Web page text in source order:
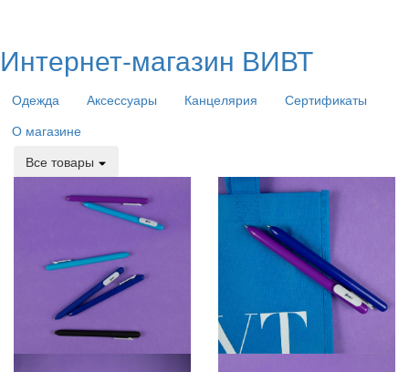
Интернет-магазин ВИВТ
Одежда Аксессуары Канцелярия
Сертификаты
О магазине
Все товары